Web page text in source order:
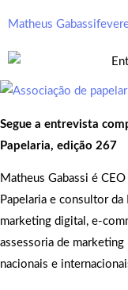
Matheus Gabassi
Segue a entrevista
Papelaria, edição 267
Matheus Gabassi é
Papelaria e consultor
marketing digital, e-
assessoria de marketing
nacionais e